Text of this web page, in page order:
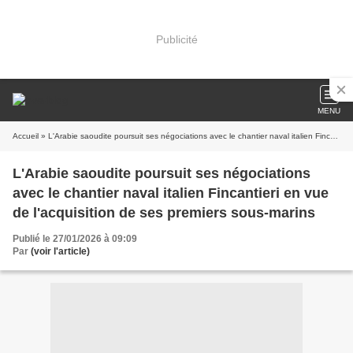
Publicité
MENU
Accueil » L'Arabie saoudite poursuit ses négociations avec le chantier naval italien Fincantieri en vue de l'acquisition de ses premiers sous-marins
L'Arabie saoudite poursuit ses négociations
avec le chantier naval italien Fincantieri en vue
de l'acquisition de ses premiers sous-marins
Publié le 27/01/2026 à 09:09
Par (voir l'article)